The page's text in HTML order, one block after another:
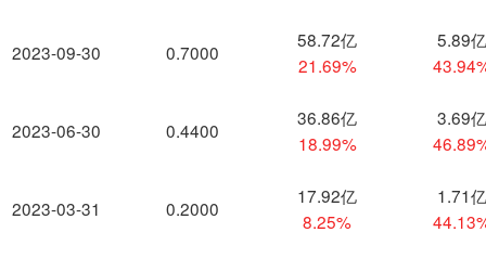
2023-09-30
2023-06-30
2023-03-31
0.7000
58.72亿
21.69%
5.89亿
0.4400
36.86亿
18.99%
3.69亿
0.2000
17.92亿
8.25%
1.71亿